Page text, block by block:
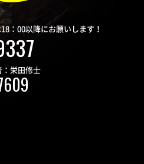
：00以降にお願いします！
栄田修士